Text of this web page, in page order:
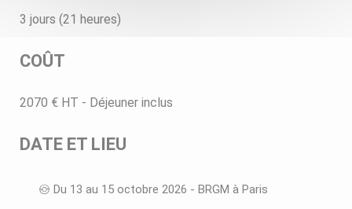
3 jours (21 heures)
COÛT
2070 € HT - Déjeuner inclus
DATE ET LIEU
Du 13 au 15 octobre 2026 - BRGM à Paris